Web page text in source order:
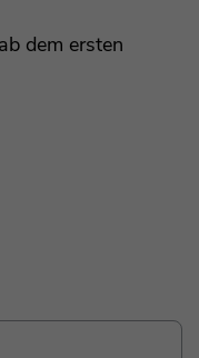
dem ersten